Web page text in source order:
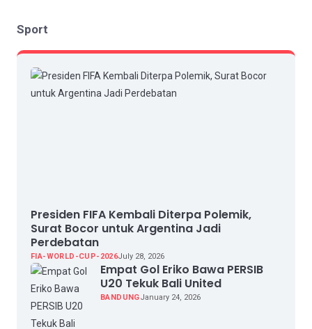
Sport
Presiden FIFA Kembali Diterpa Polemik,
Surat Bocor untuk Argentina Jadi
Perdebatan
FIA-WORLD-CUP-2026July 28, 2026
Empat Gol Eriko Bawa PERSIB
U20 Tekuk Bali United
BANDUNGJanuary 24, 2026